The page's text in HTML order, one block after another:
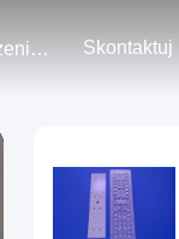
Wydarzenia